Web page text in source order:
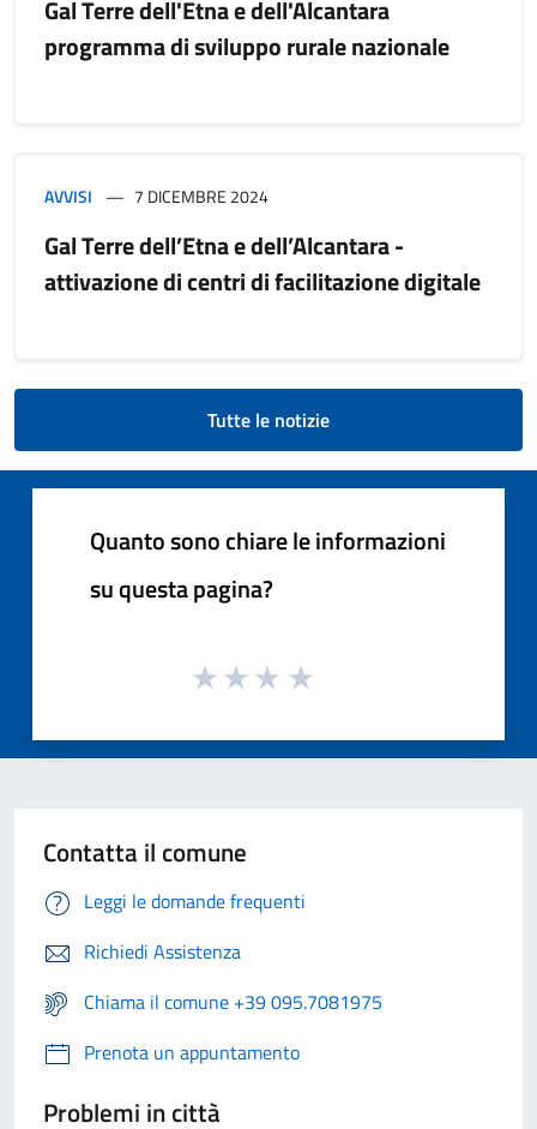
Gal Terre dell'Etna e dell'Alcantara
programma di sviluppo rurale nazionale
AVVISI 7 DICEMBRE 2024
Gal Terre dell’Etna e dell’Alcantara -
attivazione di centri di facilitazione digitale
Tutte le notizie
Quanto sono chiare le informazioni
su questa pagina?
Contatta il comune
Leggi le domande frequenti
Richiedi Assistenza
Chiama il comune +39 095.7081975
Prenota un appuntamento
Problemi in città